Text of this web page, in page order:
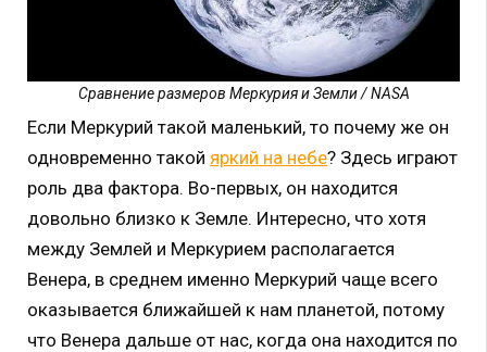
Сравнение размеров Меркурия и Земли / NASA
Если Меркурий такой маленький, то почему же он
одновременно такой яркий на небе? Здесь играют
роль два фактора. Во-первых, он находится
довольно близко к Земле. Интересно, что хотя
между Землей и Меркурием располагается
Венера, в среднем именно Меркурий чаще всего
оказывается ближайшей к нам планетой, потому
что Венера дальше от нас, когда она находится по